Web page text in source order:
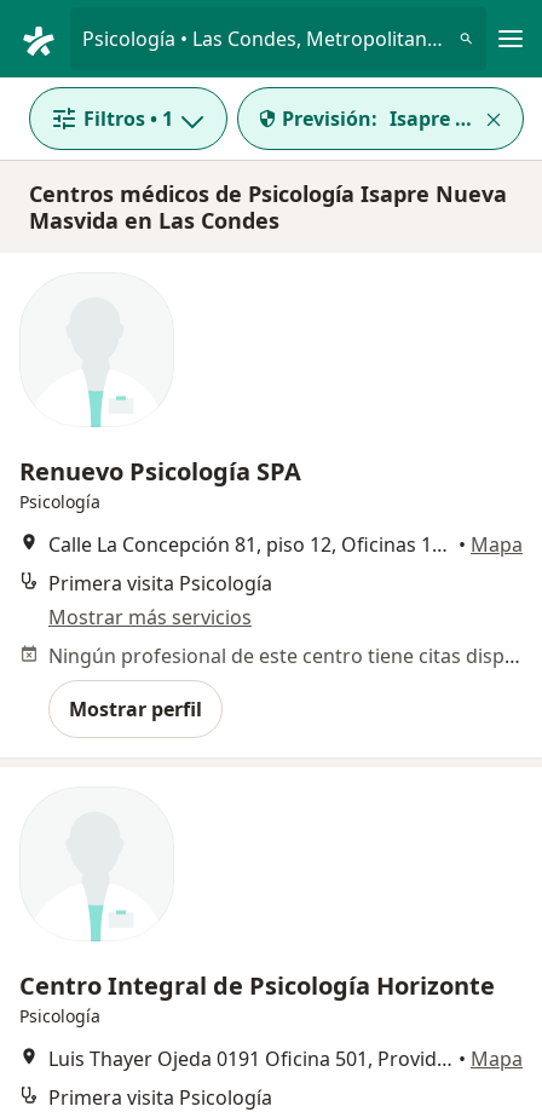
Psicología • Las Condes, Metropolitana de Santiago
Filtros• 1 Previsión: Isapre Nueva
Centros médicos de Psicología Isapre Nueva
Masvida en Las Condes
Renuevo Psicología SPA
Psicología
Calle La Concepción 81, piso 12, Oficinas 1206 y 1207,, Providencia • Mapa
Primera visita Psicología
Mostrar más servicios
Ningún profesional de este centro tiene citas disponibles
Mostrar perfil
Centro Integral de Psicología Horizonte
Psicología
Luis Thayer Ojeda 0191 Oficina 501, Providencia - Santiago, Providencia • Mapa
Primera visita Psicología